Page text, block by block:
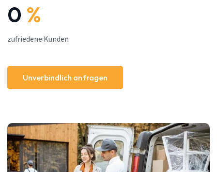
0 %
zufriedene Kunden
Unverbindlich anfragen